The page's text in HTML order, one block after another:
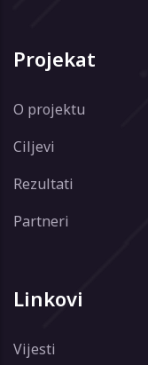
Projekat
O projektu
Ciljevi
Rezultati
Partneri
Linkovi
Vijesti